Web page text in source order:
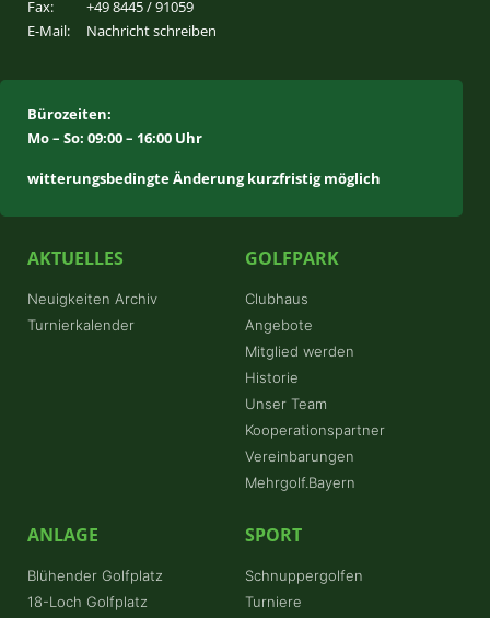
Fax:
+49 8445 / 91059
E-Mail:
Nachricht schreiben
Bürozeiten:
Mo – So: 09:00 – 16:00 Uhr
witterungsbedingte Änderung kurzfristig möglich
AKTUELLES
Neuigkeiten Archiv
Turnierkalender
GOLFPARK
Clubhaus
Angebote
Mitglied werden
Historie
Unser Team
Kooperationspartner
Vereinbarungen
Mehrgolf.Bayern
ANLAGE
Blühender Golfplatz
18-Loch Golfplatz
SPORT
Schnuppergolfen
Turniere